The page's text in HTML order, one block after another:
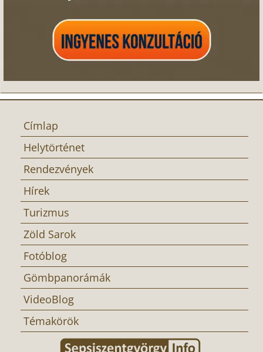
Címlap
Helytörténet
Rendezvények
Hírek
Turizmus
Zöld Sarok
Fotóblog
Gömbpanorámák
VideoBlog
Témakörök